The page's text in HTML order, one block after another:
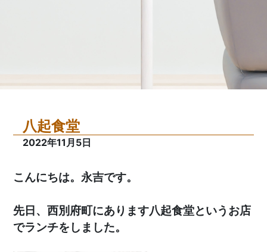
八起食堂
2022年11月5日
こんにちは。永吉です。
先日、西別府町にあります八起食堂というお店
でランチをしました。